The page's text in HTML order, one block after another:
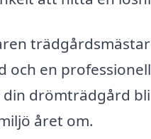
en
drömträdgård
året om.